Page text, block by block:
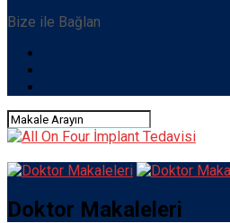
Bize ile Bağlan
Doktor Makaleleri